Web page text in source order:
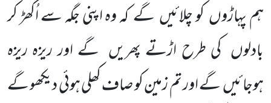
ہم پہاڑوںکو چلائیںگےکہ وہاپنی جگہ سے اُکھڑ کر
بادلوں کی طرح اڑتے پھریں گے اور ریزہ ریزہ
ہوجائیںگے اور تم زمین کو صاف کھلی ہوئی دیکھو گے